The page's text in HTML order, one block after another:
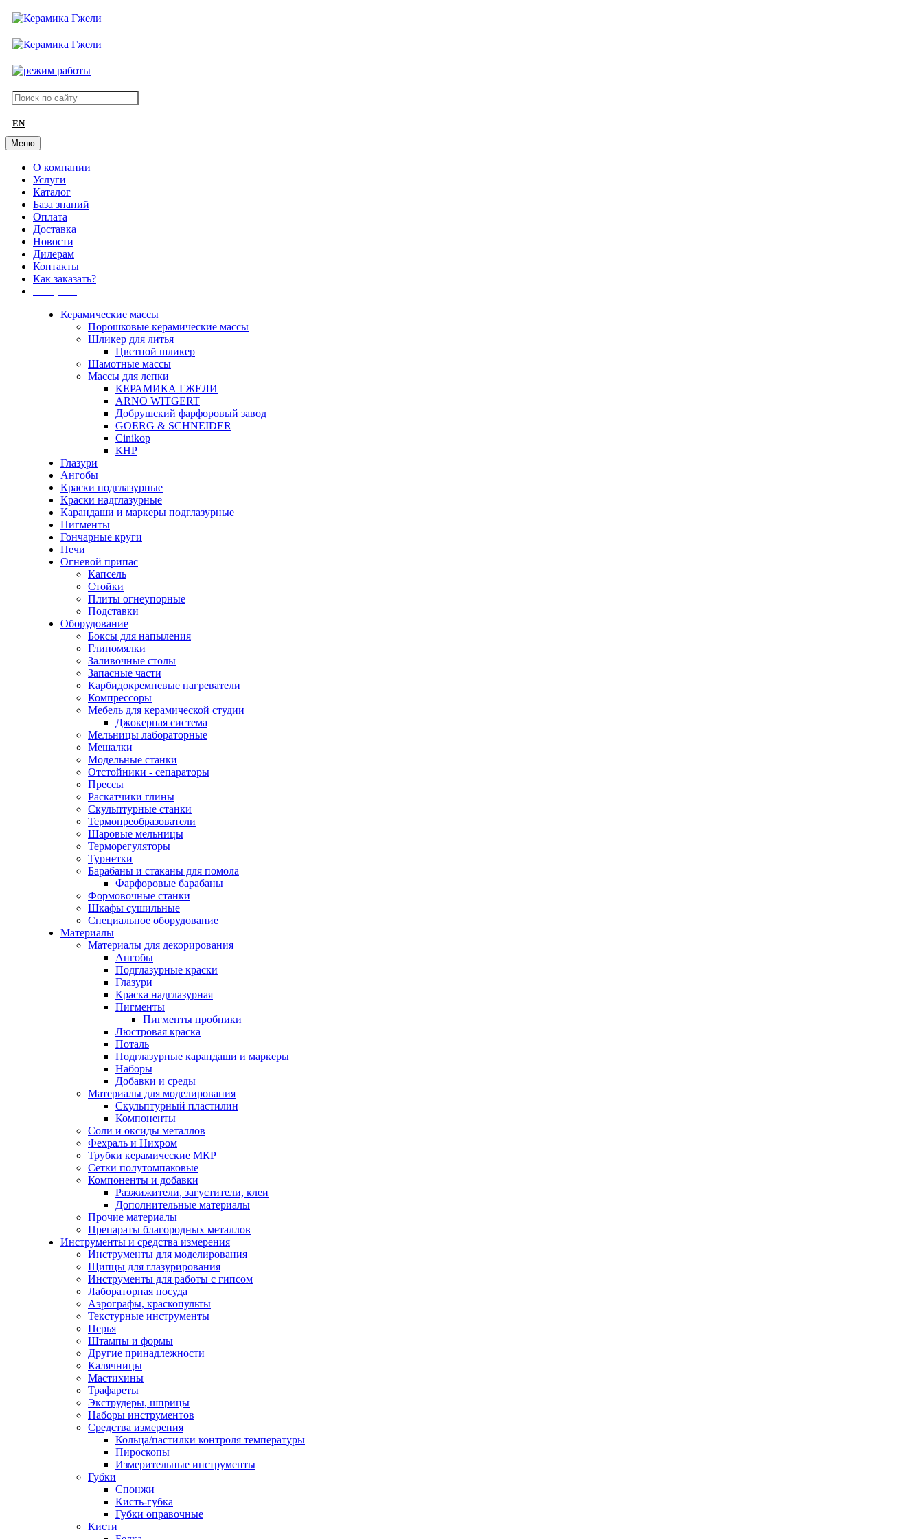
EN
Меню
О компании
Услуги
Каталог
База знаний
Оплата
Доставка
Новости
Дилерам
Контакты
Как заказать?
Керамические массы
Порошковые керамические массы
Шликер для литья
Цветной шликер
Шамотные массы
Массы для лепки
КЕРАМИКА ГЖЕЛИ
ARNO WITGERT
Добрушский фарфоровый завод
GOERG & SCHNEIDER
Cinikop
КНР
Глазури
Ангобы
Краски подглазурные
Краски надглазурные
Карандаши и маркеры подглазурные
Пигменты
Гончарные круги
Печи
Огневой припас
Капсель
Стойки
Плиты огнеупорные
Подставки
Оборудование
Боксы для напыления
Глиномялки
Заливочные столы
Запасные части
Карбидокремневые нагреватели
Компрессоры
Мебель для керамической студии
Джокерная система
Мельницы лабораторные
Мешалки
Модельные станки
Отстойники - сепараторы
Прессы
Раскатчики глины
Скульптурные станки
Термопреобразователи
Шаровые мельницы
Терморегуляторы
Турнетки
Барабаны и стаканы для помола
Фарфоровые барабаны
Формовочные станки
Шкафы сушильные
Специальное оборудование
Материалы
Материалы для декорирования
Ангобы
Подглазурные краски
Глазури
Краска надглазурная
Пигменты
Пигменты пробники
Люстровая краска
Поталь
Подглазурные карандаши и маркеры
Наборы
Добавки и среды
Материалы для моделирования
Скульптурный пластилин
Компоненты
Соли и оксиды металлов
Фехраль и Нихром
Трубки керамические МКР
Сетки полутомпаковые
Компоненты и добавки
Разжижители, загустители, клеи
Дополнительные материалы
Прочие материалы
Препараты благородных металлов
Инструменты и средства измерения
Инструменты для моделирования
Щипцы для глазурирования
Инструменты для работы с гипсом
Лабораторная посуда
Аэрографы, краскопульты
Текстурные инструменты
Перья
Штампы и формы
Другие принадлежности
Калячницы
Мастихины
Трафареты
Экструдеры, шприцы
Наборы инструментов
Средства измерения
Кольца/пастилки контроля температуры
Пироскопы
Измерительные инструменты
Губки
Спонжи
Кисть-губка
Губки оправочные
Кисти